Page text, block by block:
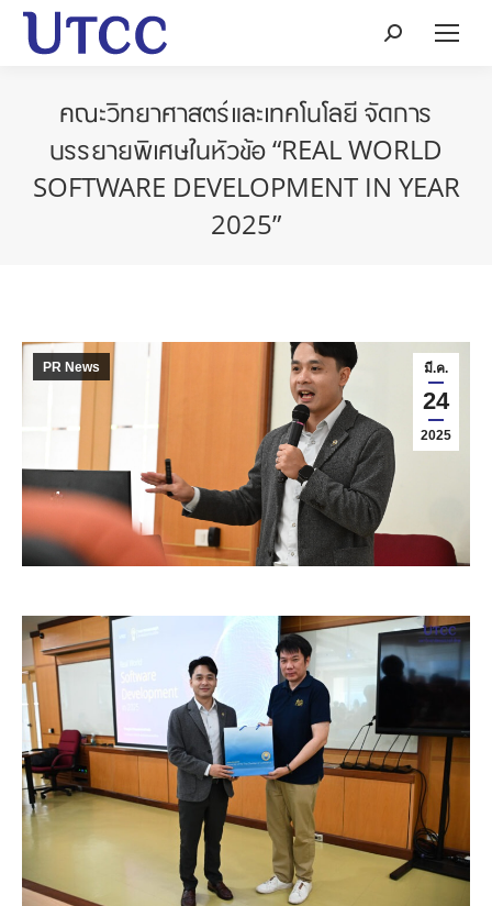
Search:
คณะวิทยาศาสตร์และเทคโนโลยี จัดการ
บรรยายพิเศษในหัวข้อ “REAL WORLD
SOFTWARE DEVELOPMENT IN YEAR
2025”
มี.ค.
24
2025
PR News